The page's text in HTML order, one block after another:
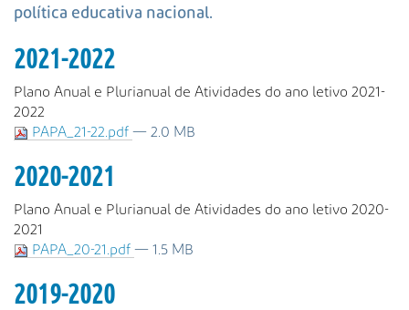
ç
d
a
…
política educativa nacional.
2021-2022
Plano Anual e Plurianual de Atividades do ano letivo 2021-
2022
PAPA_21-22.pdf — 2.0 MB
2020-2021
Plano Anual e Plurianual de Atividades do ano letivo 2020-
2021
PAPA_20-21.pdf — 1.5 MB
2019-2020